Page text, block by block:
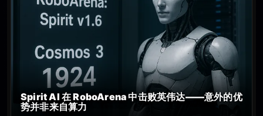
Spirit AI 在 RoboArena 中击败英伟达——意外的优
势并非来自算力